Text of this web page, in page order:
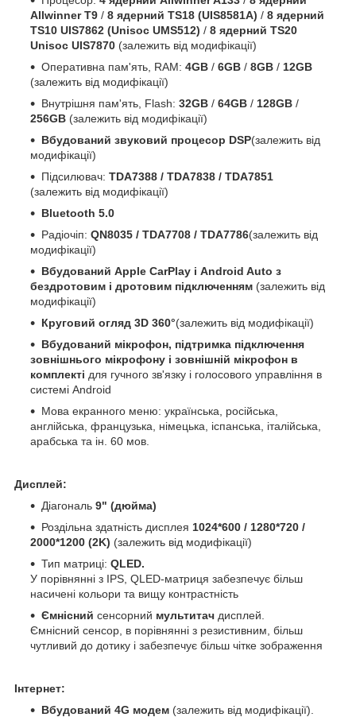
Allwinner T9 / 8 ядерний TS18 (UIS8581A) / 8 ядерний
TS10 UIS7862 (Unisoc UMS512) / 8 ядерний TS20
Unisoc UIS7870 (залежить від модифікації)
Оперативна пам'ять, RAM: 4GB / 6GB / 8GB / 12GB
(залежить від модифікації)
Внутрішня пам'ять, Flash: 32GB / 64GB / 128GB /
256GB (залежить від модифікації)
Вбудований звуковий процесор DSP(залежить від
модифікації)
Підсилювач: TDA7388 / TDA7838 / TDA7851
(залежить від модифікації)
Bluetooth 5.0
Радіочіп: QN8035 / TDA7708 / TDA7786(залежить від
модифікації)
Вбудований Apple CarPlay і Android Auto з
бездротовим і дротовим підключенням (залежить від
модифікації)
Круговий огляд 3D 360°(залежить від модифікації)
Вбудований мікрофон, підтримка підключення
зовнішнього мікрофону і зовнішній мікрофон в
комплекті для гучного зв'язку і голосового управління в
системі Android
Мова екранного меню: українська, російська,
англійська, французька, німецька, іспанська, італійська,
арабська та ін. 60 мов.
Дисплей:
Діагональ 9" (дюйма)
Роздільна здатність дисплея 1024*600 / 1280*720 /
2000*1200 (2K) (залежить від модифікації)
Тип матриці: QLED.
У порівнянні з IPS, QLED-матриця забезпечує більш
насичені кольори та вищу контрастність
Ємнісний сенсорний мультитач дисплей.
Ємнісний сенсор, в порівнянні з резистивним, більш
чутливий до дотику і забезпечує більш чітке зображення
Інтернет:
Вбудований 4G модем (залежить від модифікації).